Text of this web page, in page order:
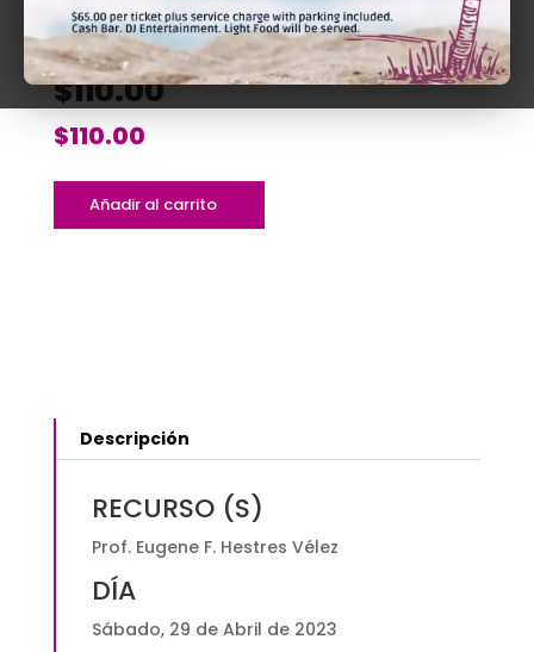
PRÁCTICA | PRESENCIAL Y
VÍA ZOOM
$110.00
$110.00
Presencial
ZOOM
$110.00
quantity
Añadir al carrito
Descripción
RECURSO (S)
Prof. Eugene F. Hestres Vélez
DÍA
Sábado, 29 de Abril de 2023